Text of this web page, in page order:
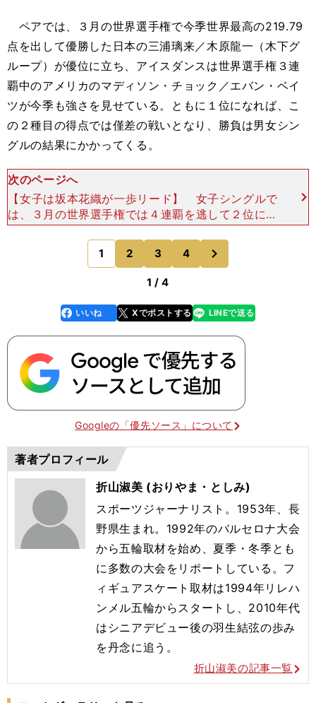
ペアでは、３月の世界選手権で今季世界最高の219.79
点を出して優勝した日本の三浦璃来／木原龍一（木下グ
ループ）が優位に立ち、アイスダンスは世界選手権３連
覇中のアメリカのマディソン・チョック／エバン・ベイ
ツが今季も強さを見せている。ともに１位になれば、こ
の２種目の得点では僅差の戦いとなり、勝負は男女シン
グルの結果にかかってくる。
次のページへ
【女子は坂本花織が一歩リード】 女子シングルで
は、３月の世界選手権では４連覇を逃して２位にと
どまった坂本花織（シスメックス）が今回はリラッ
クスした演技が期待され、これまでの実績を考えれ
ば他の選手を一
1 2 3 4
のページへ
1 / 4
faceboo
k
いいね Xでポストする
line LINEで送る
Googleの「優先ソース」について
著者プロフィール
折山淑美 (おりやま・としみ)
スポーツジャーナリスト。1953年、長
野県生まれ。1992年のバルセロナ大会
から五輪取材を始め、夏季・冬季とも
に多数の大会をリポートしている。フ
ィギュアスケート取材は1994年リレハ
ンメル五輪からスタートし、2010年代
はシニアデビュー後の羽生結弦の歩み
を丹念に追う。
折山淑美の記事一覧